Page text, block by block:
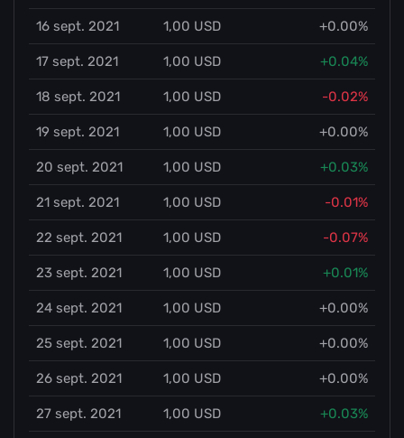
16 sept. 2021 1,00 USD +0.00%
17 sept. 2021 1,00 USD +0.04%
18 sept. 2021 1,00 USD -0.02%
19 sept. 2021 1,00 USD +0.00%
20 sept. 2021 1,00 USD +0.03%
21 sept. 2021 1,00 USD -0.01%
22 sept. 2021 1,00 USD -0.07%
23 sept. 2021 1,00 USD +0.01%
24 sept. 2021 1,00 USD +0.00%
25 sept. 2021 1,00 USD +0.00%
26 sept. 2021 1,00 USD +0.00%
27 sept. 2021 1,00 USD +0.03%